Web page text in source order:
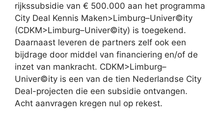
rijkssubsidie van € 500.000 aan het programma
City Deal Kennis Maken>Limburg–Univer©ity
(CDKM>Limburg–Univer©ity) is toegekend.
Daarnaast leveren de partners zelf ook een
bijdrage door middel van financiering en/of de
inzet van mankracht. CDKM>Limburg–
Univer©ity is een van de tien Nederlandse City
Deal-projecten die een subsidie ontvangen.
Acht aanvragen kregen nul op rekest.